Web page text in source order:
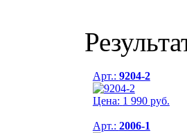
Арт.: 9204-2
Цена: 1 990 руб.
Арт.: 2006-1